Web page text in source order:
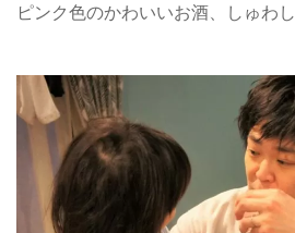
ピンク色のかわいいお酒、しゅわ